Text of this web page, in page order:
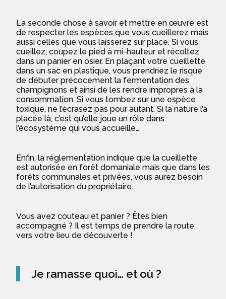
La seconde chose à savoir et mettre en œuvre est
de respecter les espèces que vous cueillerez mais
aussi celles que vous laisserez sur place. Si vous
cueillez, coupez le pied à mi-hauteur et récoltez
dans un panier en osier. En plaçant votre cueillette
dans un sac en plastique, vous prendriez le risque
de débuter précocement la fermentation des
champignons et ainsi de les rendre impropres à la
consommation. Si vous tombez sur une espèce
toxique, ne l’écrasez pas pour autant. Si la nature l’a
placée là, c’est qu’elle joue un rôle dans
l’écosystème qui vous accueille…
Enfin, la réglementation indique que la cueillette
est autorisée en forêt domaniale mais que dans les
forêts communales et privées, vous aurez besoin
de l’autorisation du propriétaire.
Vous avez couteau et panier ? Êtes bien
accompagné ? Il est temps de prendre la route
vers votre lieu de découverte !
Je ramasse quoi… et où ?